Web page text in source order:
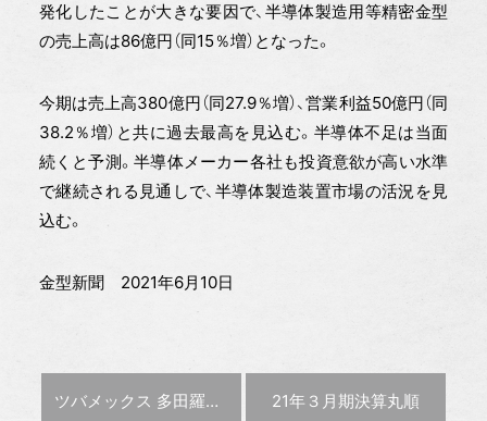
発化したことが大きな要因で、半導体製造用等精密金型
の売上高は86億円（同15％増）となった。
今期は売上高380億円（同27.9％増）、営業利益50億円（同
38.2％増）と共に過去最高を見込む。半導体不足は当面
続くと予測。半導体メーカー各社も投資意欲が高い水準
で継続される見通しで、半導体製造装置市場の活況を見
込む。
金型新聞 2021年6月10日
前の記事 :
ツバメックス 多田羅氏が社長に就任 次の記事 :
21年３月期決算丸順